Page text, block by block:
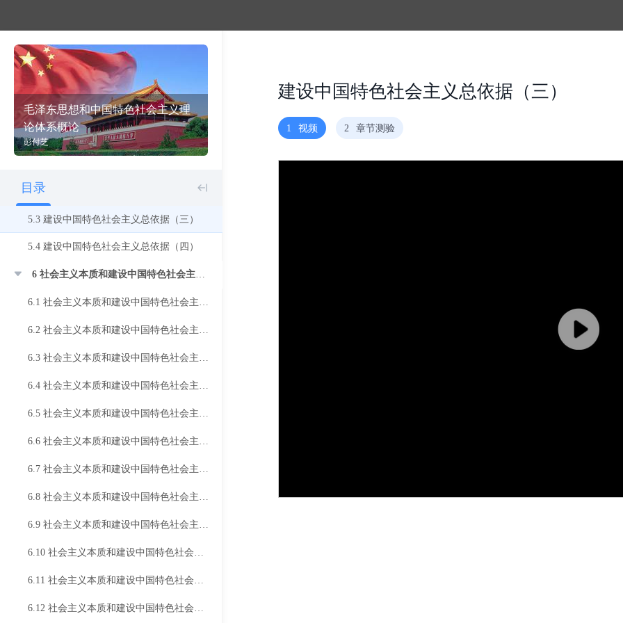
毛泽东思想和中国特色社会主义理
论体系概论
彭付芝
目录
4.3 社会主义建设道路初步探索的理论成果（三）
5 建设中国特色社会主义总依据
5.2 建设中国特色社会主义总依据（二）
5.3 建设中国特色社会主义总依据（三）
5.4 建设中国特色社会主义总依据（四）
6 社会主义本质和建设中国特色社会主义总任务
6.1 社会主义本质和建设中国特色社会主义总任务（一）
6.2 社会主义本质和建设中国特色社会主义总任务（二）
6.3 社会主义本质和建设中国特色社会主义总任务（三）
6.4 社会主义本质和建设中国特色社会主义总任务（四）
6.5 社会主义本质和建设中国特色社会主义总任务（五）
6.6 社会主义本质和建设中国特色社会主义总任务（六）
6.7 社会主义本质和建设中国特色社会主义总任务（七）
6.8 社会主义本质和建设中国特色社会主义总任务（八）
6.9 社会主义本质和建设中国特色社会主义总任务（九）
6.10 社会主义本质和建设中国特色社会主义总任务（十）
6.11 社会主义本质和建设中国特色社会主义总任务（十一）
6.12 社会主义本质和建设中国特色社会主义总任务（十二）
建设中国特色社会主义总依据（三）
1 视频 2 章节测验